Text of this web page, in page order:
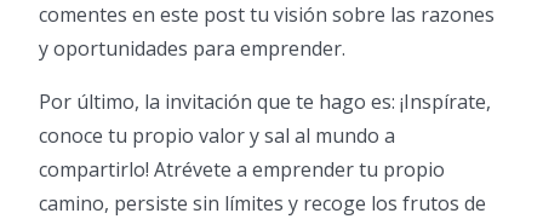
comentes en este post tu visión sobre las razones
y oportunidades para emprender.
Por último, la invitación que te hago es: ¡Inspírate,
conoce tu propio valor y sal al mundo a
compartirlo! Atrévete a emprender tu propio
camino, persiste sin límites y recoge los frutos de